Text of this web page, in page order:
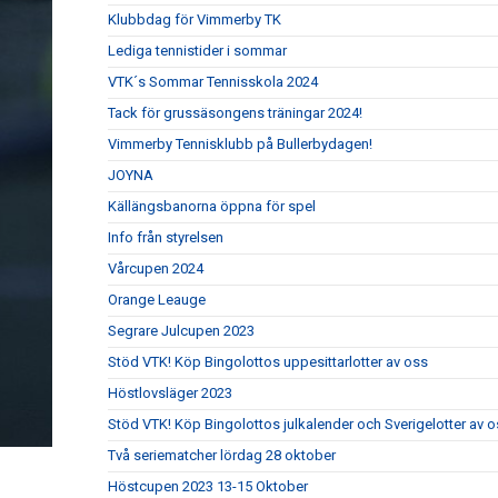
Klubbdag för Vimmerby TK
Lediga tennistider i sommar
VTK´s Sommar Tennisskola 2024
Tack för grussäsongens träningar 2024!
Vimmerby Tennisklubb på Bullerbydagen!
JOYNA
Källängsbanorna öppna för spel
Info från styrelsen
Vårcupen 2024
Orange Leauge
Segrare Julcupen 2023
Stöd VTK! Köp Bingolottos uppesittarlotter av oss
Höstlovsläger 2023
Stöd VTK! Köp Bingolottos julkalender och Sverigelotter av
Två seriematcher lördag 28 oktober
Höstcupen 2023 13-15 Oktober